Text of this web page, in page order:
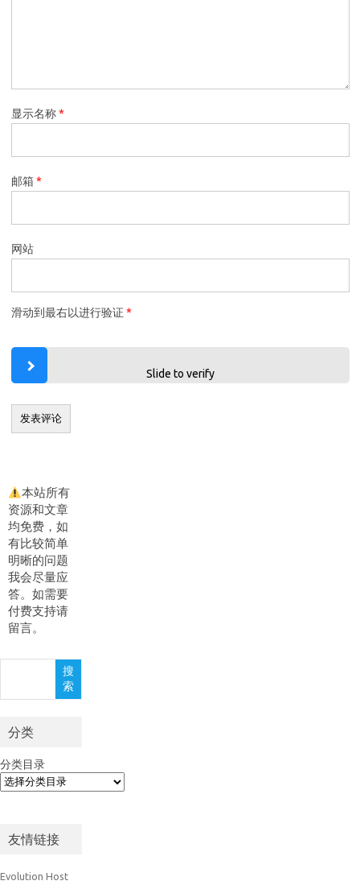
显示名称*
邮箱*
网站
滑动到最右以进行验证 *
Slide to verify
本站所有
资源和文章
均免费，如
有比较简单
明晰的问题
我会尽量应
答。如需要
付费支持请
留言。
搜
索
分类
分类目录
友情链接
Evolution Host